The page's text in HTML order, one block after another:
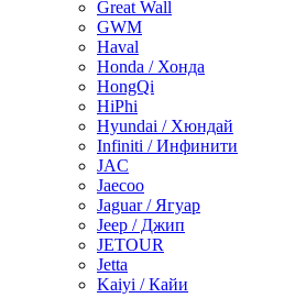
Great Wall
GWM
Haval
Honda / Хонда
HongQi
HiPhi
Hyundai / Хюндай
Infiniti / Инфинити
JAC
Jaecoo
Jaguar / Ягуар
Jeep / Джип
JETOUR
Jetta
Kaiyi / Кайи